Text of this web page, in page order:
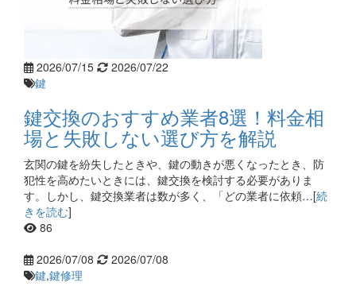
2026/07/15
2026/07/22
鍵
鍵交換のおすすめ業者8選！料金相
場と失敗しない選び方を解説
玄関の鍵を紛失したときや、鍵の動きが悪くなったとき、防
犯性を高めたいときには、鍵交換を検討する必要がありま
す。しかし、鍵交換業者は数が多く、「どの業者に依頼…[続
きを読む]
86
2026/07/08
2026/07/08
鍵,鍵修理